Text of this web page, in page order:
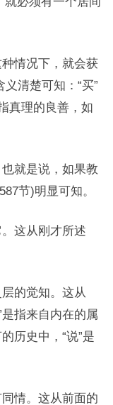
情况下，就会获
义清楚可知：“买”
真理的良善，如
就是说，如果教
节)明显可知。
这从刚才所述
的觉知。这从
是指来自内在的属
历史中，“说”是
情。这从前面的